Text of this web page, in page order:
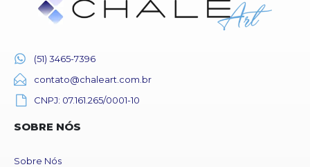
(51) 3465-7396
contato@chaleart.com.br
CNPJ: 07.161.265/0001-10
SOBRE NÓS
Sobre Nós